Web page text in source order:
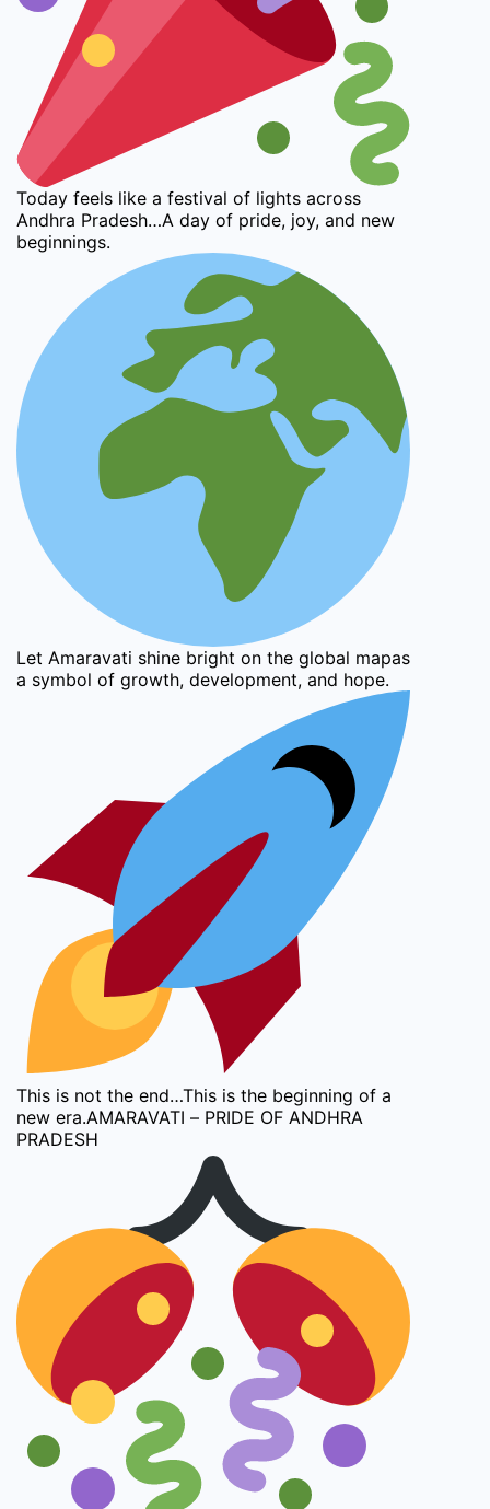
Today feels like a festival of lights across
Andhra Pradesh…A day of pride, joy, and new
beginnings.
Let Amaravati shine bright on the global mapas
a symbol of growth, development, and hope.
This is not the end…This is the beginning of a
new era.AMARAVATI – PRIDE OF ANDHRA
PRADESH